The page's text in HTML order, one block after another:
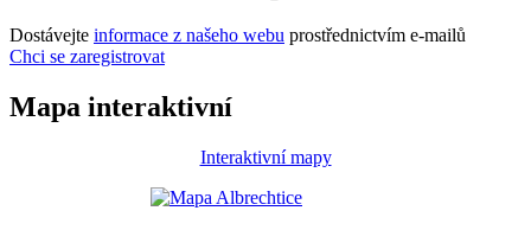
Dostávejte informace z našeho webu prostřednictvím e-mailů
Chci se zaregistrovat
Mapa interaktivní
Interaktivní mapy